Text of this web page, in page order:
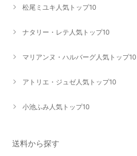
松尾ミユキ人気トップ10
ナタリー・レテ人気トップ10
マリアンヌ・ハルバーグ人気トップ10
アトリエ・ジュゼ人気トップ10
小池ふみ人気トップ10
送料から探す